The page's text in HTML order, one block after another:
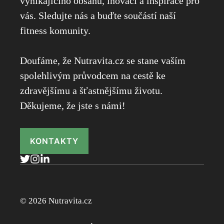
vás. Sledujte nás a buďte součástí naší
fitness komunity.
Doufáme, že Nutravita.cz se stane vaším
spolehlivým průvodcem na cestě ke
zdravějšímu a šťastnějšímu životu.
Děkujeme, že jste s námi!
KONTAKTY
© 2026 Nutravita.cz